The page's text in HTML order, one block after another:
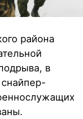
района
в
снайпер-